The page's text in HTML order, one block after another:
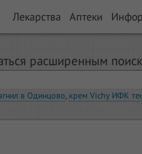
Лекарства Аптеки
расширенным
в Одинцово, крем Vichy ИФК